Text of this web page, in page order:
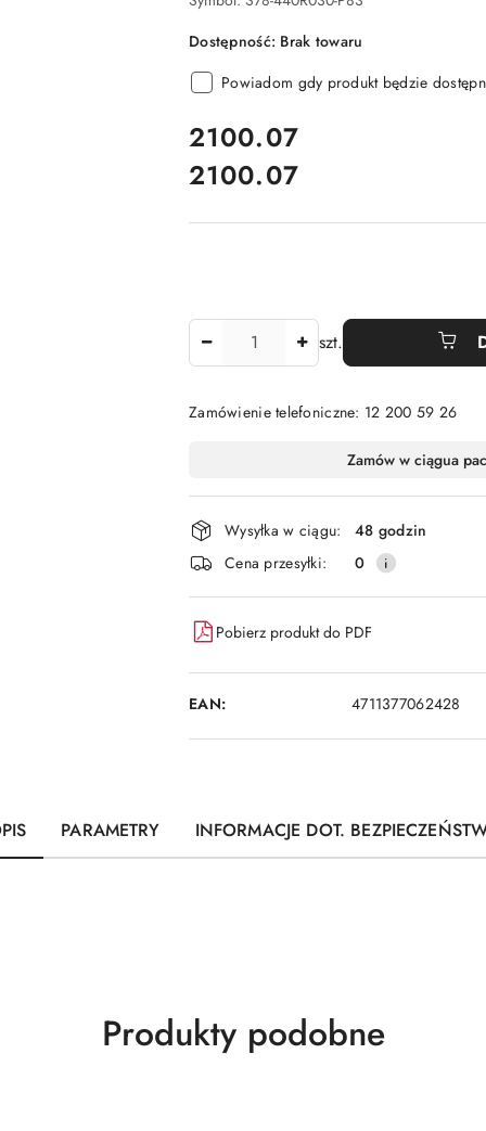
Dostępność: Brak towaru
Powiadom gdy produkt będzie
cena:
2100.07
Cena:
2100.07
szt.
Zamówienie telefoniczne: 12 200 59 26
i
dostawa
Zamów w ciągua
Wysyłka w ciągu:
48 godzin
Cena przesyłki:
0
Pobierz produkt do PDF
EAN: 4711377062428
PARAMETRY INFORMACJE DOT.
Produkty
Produkty podobne